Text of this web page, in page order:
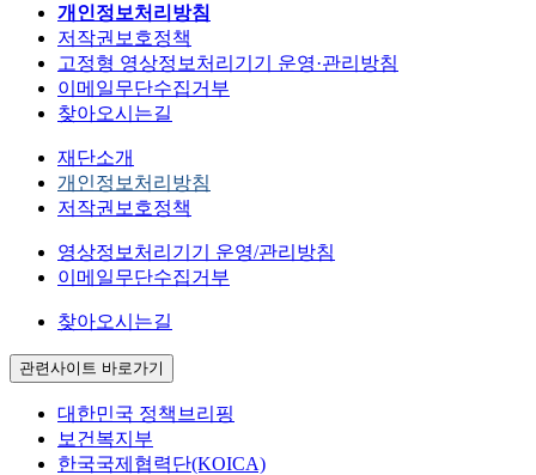
개인정보처리방침
저작권보호정책
고정형 영상정보처리기기 운영·관리방침
이메일무단수집거부
찾아오시는길
재단소개
개인정보처리방침
저작권보호정책
영상정보처리기기 운영/관리방침
이메일무단수집거부
찾아오시는길
관련사이트 바로가기
대한민국 정책브리핑
보건복지부
한국국제협력단(KOICA)